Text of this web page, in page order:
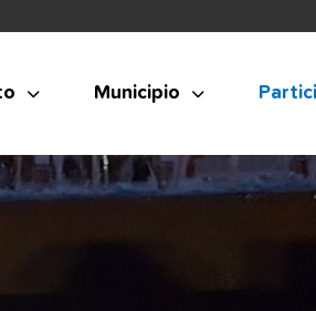
Municipio